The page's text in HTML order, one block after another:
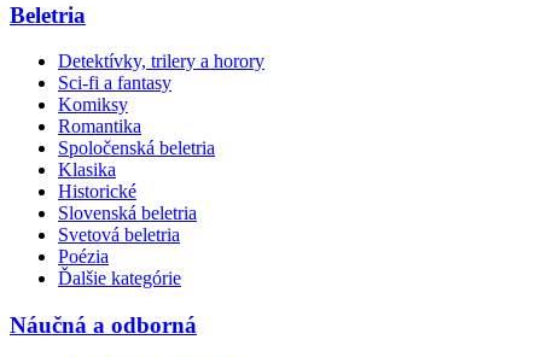
Beletria
Detektívky, trilery a horory
Sci-fi a fantasy
Komiksy
Romantika
Spoločenská beletria
Klasika
Historické
Slovenská beletria
Svetová beletria
Poézia
Ďalšie kategórie
Náučná a odborná